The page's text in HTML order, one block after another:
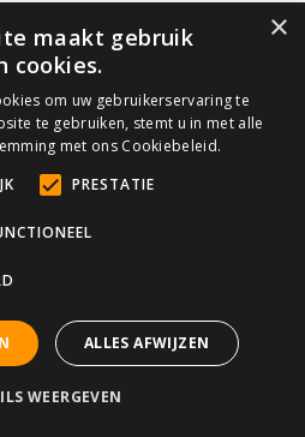
droogtijd is ca. 4-6 uur.
op de steen zit
dit binnen 12 uur na
adviseer ik om deze
“Wat betekent
een pasgelegde
×
maakt gebruik
cookies.
om uw gebruikerservaring te
te gebruiken, stemt u in met alle
met ons Cookiebeleid.
PRESTATIE
ALLES AFWIJZEN
WEERGEVEN